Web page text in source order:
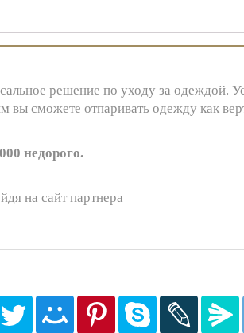
решение по уходу за одеждой.
сможете отпаривать одежду как
недорого.
на сайт партнера